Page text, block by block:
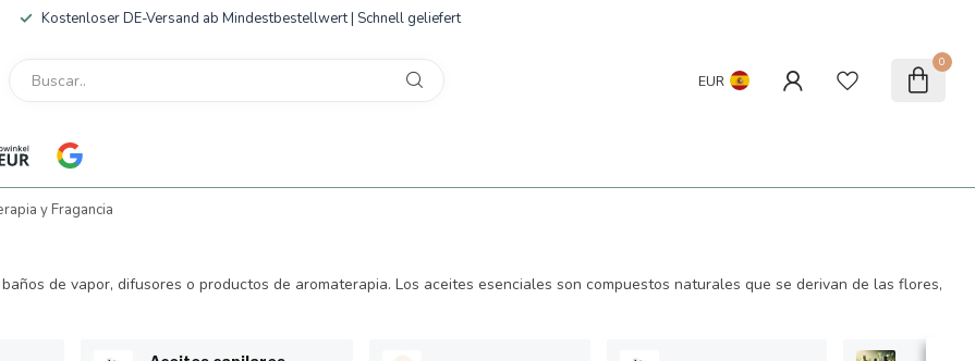
Kostenloser DE-Versand ab Mindestbestellwert | Schnell geliefert
EUR
0
y Fragancia
de vapor, difusores o productos de aromaterapia. Los aceites esenciales son compuestos naturales que se derivan de las flores,